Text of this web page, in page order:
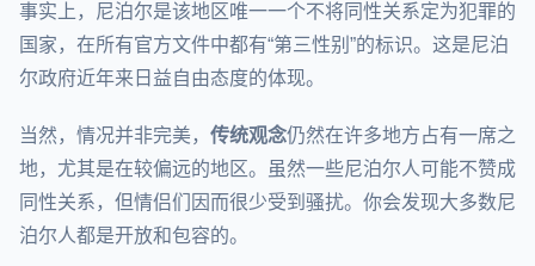
事实上，尼泊尔是该地区唯一一个不将同性关系定为犯罪的
国家，在所有官方文件中都有“第三性别”的标识。这是尼泊
尔政府近年来日益自由态度的体现。
当然，情况并非完美， 传统观念仍然在许多地方占有一席之
地，尤其是在较偏远的地区。虽然一些尼泊尔人可能不赞成
同性关系，但情侣们因而很少受到骚扰。你会发现大多数尼
泊尔人都是开放和包容的。